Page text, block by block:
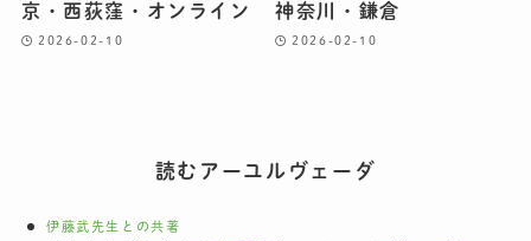
京・西荻窪・オンライン
2026-02-10
神奈川・鎌倉
2026-02-10
読むアーユルヴェーダ
伊藤武先生との共著